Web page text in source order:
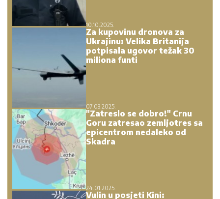
10.10.2025.
Za kupovinu dronova za
Ukrajinu: Velika Britanija
potpisala ugovor težak 30
miliona funti
07.03.2025.
"Zatreslo se dobro!" Crnu
Goru zatresao zemljotres sa
epicentrom nedaleko od
Skadra
24.01.2025.
Vulin u posjeti Kini: